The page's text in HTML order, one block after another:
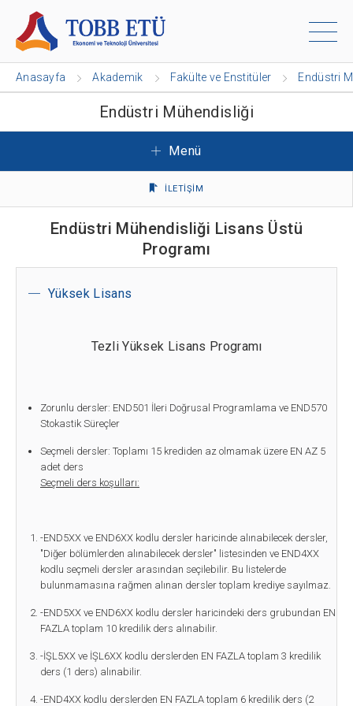
Anasayfa Akademik Fakülte ve Enstitüler Endüstri
Endüstri Mühendisliği
Menü
İLETİŞİM
Endüstri Mühendisliği Lisans Üstü
Programı
Yüksek Lisans
Tezli Yüksek Lisans Programı
Zorunlu dersler: END501 İleri Doğrusal Programlama ve END570
Stokastik Süreçler
Seçmeli dersler: Toplamı 15 krediden az olmamak üzere EN AZ 5
adet ders
Seçmeli ders koşulları:
-END5XX ve END6XX kodlu dersler haricinde alınabilecek dersler,
"Diğer bölümlerden alınabilecek dersler" listesinden ve END4XX
kodlu seçmeli dersler arasından seçilebilir. Bu listelerde
bulunmamasına rağmen alınan dersler toplam krediye sayılmaz.
-END5XX ve END6XX kodlu dersler haricindeki ders grubundan EN
FAZLA toplam 10 kredilik ders alınabilir.
-İŞL5XX ve İŞL6XX kodlu derslerden EN FAZLA toplam 3 kredilik
ders (1 ders) alınabilir.
-END4XX kodlu derslerden EN FAZLA toplam 6 kredilik ders (2